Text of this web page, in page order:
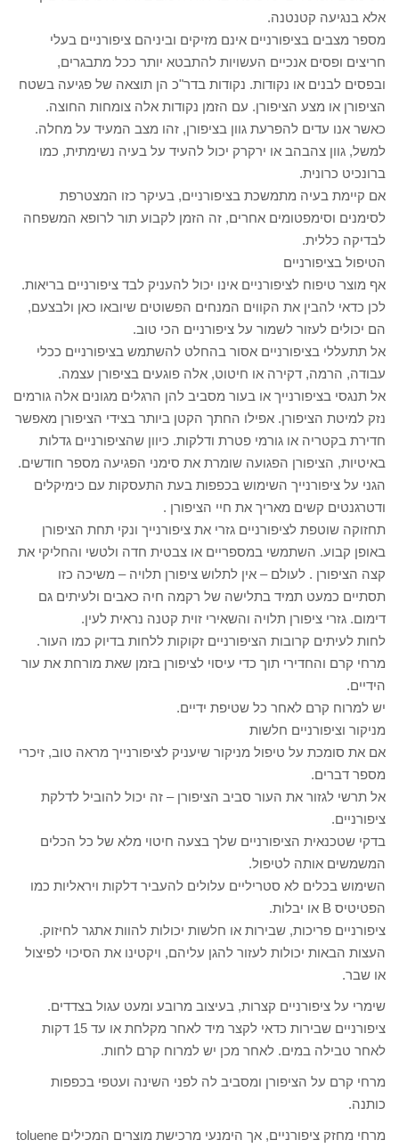
אלא בנגיעה קטנטנה.
מספר מצבים בציפורניים אינם מזיקים וביניהם ציפורניים בעלי
חריצים ופסים אנכיים העשויות להתבטא יותר ככל מתבגרים,
ובפסים לבנים או נקודות. נקודות בדר"כ הן תוצאה של פגיעה בשטח
הציפורן או מצע הציפורן. עם הזמן נקודות אלה צומחות החוצה.
כאשר אנו עדים להפרעת גוון בציפורן, זהו מצב המעיד על מחלה.
למשל, גוון צהבהב או ירקרק יכול להעיד על בעיה נשימתית, כמו
ברונכיט כרונית.
אם קיימת בעיה מתמשכת בציפורניים, בעיקר כזו המצטרפת
לסימנים וסימפטומים אחרים, זה הזמן לקבוע תור לרופא המשפחה
לבדיקה כללית.
הטיפול בציפורניים
אף מוצר טיפוח לציפורניים אינו יכול להעניק לבד ציפורניים בריאות.
לכן כדאי להבין את הקווים המנחים הפשוטים שיובאו כאן ולבצעם,
הם יכולים לעזור לשמור על ציפורניים הכי טוב.
אל תתעללי בציפורניים אסור בהחלט להשתמש בציפורניים ככלי
עבודה, הרמה, דקירה או חיטוט, אלה פוגעים בציפורן עצמה.
אל תנגסי בציפורנייך או בעור מסביב להן הרגלים מגונים אלה גורמים
נזק למיטת הציפורן. אפילו החתך הקטן ביותר בצידי הציפורן מאפשר
חדירת בקטריה או גורמי פטרת ודלקות. כיוון שהציפורניים גדלות
באיטיות, הציפורן הפגועה שומרת את סימני הפגיעה מספר חודשים.
הגני על ציפורנייך השימוש בכפפות בעת התעסקות עם כימיקלים
ודטרגנטים קשים מאריך את חיי הציפורן .
תחזוקה שוטפת לציפורניים גזרי את ציפורנייך ונקי תחת הציפורן
באופן קבוע. השתמשי במספריים או צבטית חדה ולטשי והחליקי את
קצה הציפורן . לעולם – אין לתלוש ציפורן תלויה – משיכה כזו
תסתיים כמעט תמיד בתלישה של רקמה חיה כאבים ולעיתים גם
דימום. גזרי ציפורן תלויה והשאירי זוית קטנה נראית לעין.
לחות לעיתים קרובות הציפורניים זקוקות ללחות בדיוק כמו העור.
מרחי קרם והחדירי תוך כדי עיסוי לציפורן בזמן שאת מורחת את עור
הידיים.
יש למרוח קרם לאחר כל שטיפת ידיים.
מניקור וציפורניים חלשות
אם את סומכת על טיפול מניקור שיעניק לציפורנייך מראה טוב, זיכרי
מספר דברים.
אל תרשי לגזור את העור סביב הציפורן – זה יכול להוביל לדלקת
ציפורניים.
בדקי שטכנאית הציפורניים שלך בצעה חיטוי מלא של כל הכלים
המשמשים אותה לטיפול.
השימוש בכלים לא סטריליים עלולים להעביר דלקות ויראליות כמו
הפטיטיס B או יבלות.
ציפורניים פריכות, שבירות או חלשות יכולות להוות אתגר לחיזוק.
העצות הבאות יכולות לעזור להגן עליהם, ויקטינו את הסיכוי לפיצול
או שבר.
שימרי על ציפורניים קצרות, בעיצוב מרובע ומעט עגול בצדדים.
ציפורניים שבירות כדאי לקצר מיד לאחר מקלחת או עד 15 דקות
לאחר טבילה במים. לאחר מכן יש למרוח קרם לחות.
מרחי קרם על הציפורן ומסביב לה לפני השינה ועטפי בכפפות
כותנה.
מרחי מחזק ציפורניים, אך הימנעי מרכישת מוצרים המכילים toluene